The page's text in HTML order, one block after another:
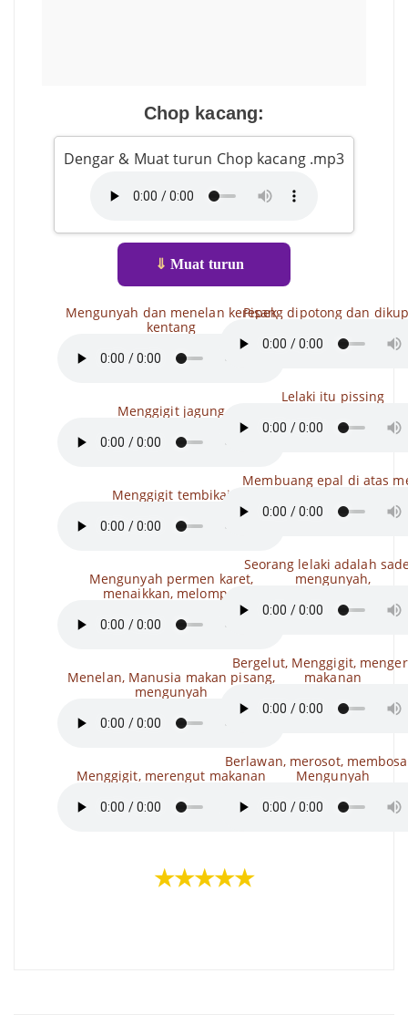
Chop kacang:
Dengar & Muat turun Chop kacang .mp3
⇓ Muat turun
Mengunyah dan menelan kerepek
kentang
Menggigit jagung
Menggigit tembikai
Mengunyah permen karet,
menaikkan, melompat
Menelan, Manusia makan pisang,
mengunyah
Menggigit, merengut makanan
Pisang dipotong dan
Lelaki itu pissing
Membuang epal di atas
Seorang lelaki adalah
mengunyah,
Bergelut, Menggigit,
makanan
Berlawan, merosot,
Mengunyah
★★★★★